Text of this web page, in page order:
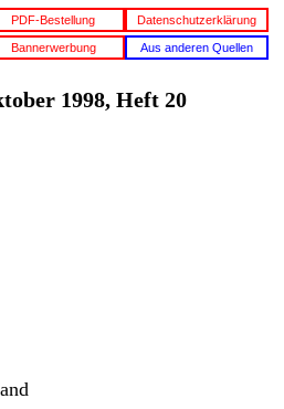
PDF-Bestellung Datenschutzerklärung
Bannerwerbung Aus anderen Quellen
1998, Heft 20